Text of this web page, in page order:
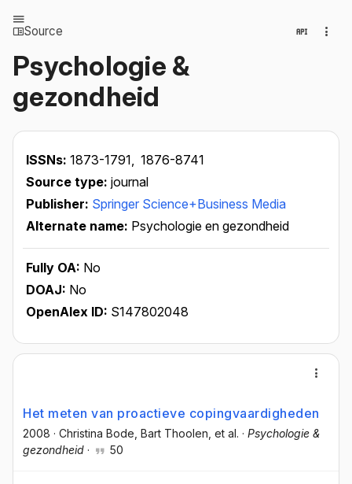
Source
Psychologie &
gezondheid
ISSNs: 1873-1791, 1876-8741
Source type: journal
Publisher: Springer Science+Business Media
Alternate name: Psychologie en gezondheid
Fully OA: No
DOAJ: No
OpenAlex ID: S147802048
Het meten van proactieve copingvaardigheden
2008 · Christina Bode , Bart Thoolen , et al. · Psychologie &
gezondheid · 50